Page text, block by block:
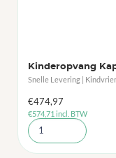
Kinderopvang
Snelle Levering |
€474,97
€574,71 incl. BTW